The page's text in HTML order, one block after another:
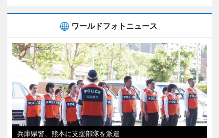
ワールドフォトニュース
兵庫県警、熊本に支援部隊を派遣